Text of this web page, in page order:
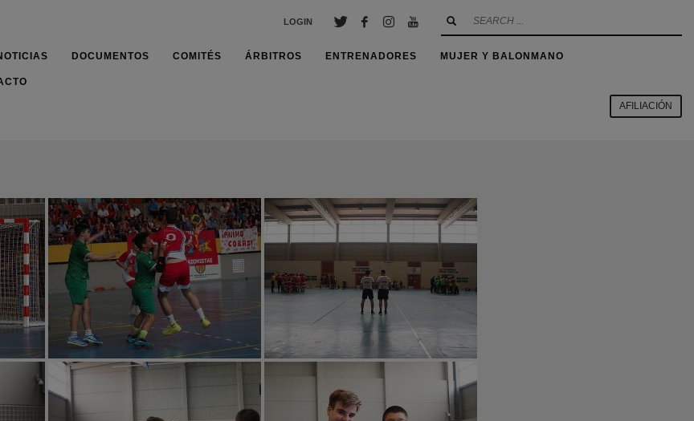
LOGIN
DOCUMENTOS COMITÉS ÁRBITROS ENTRENADORES MUJER Y BALONMANO
AFILIACIÓN